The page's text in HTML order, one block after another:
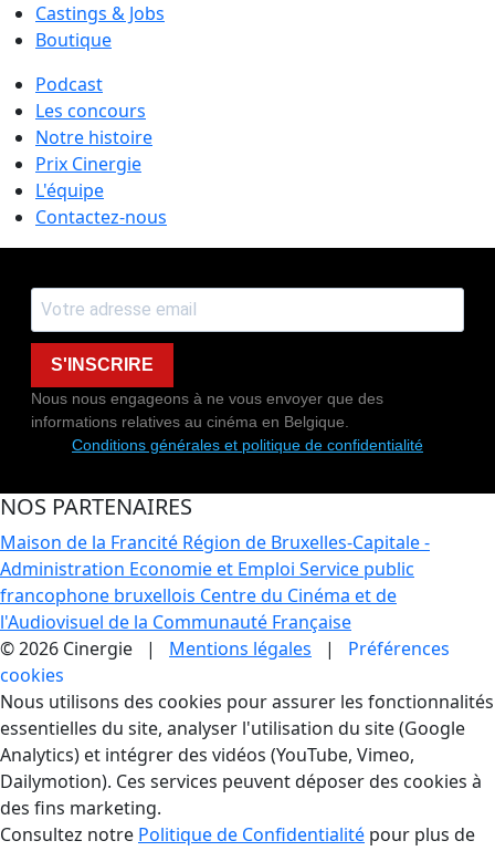
Castings & Jobs
Boutique
Podcast
Les concours
Notre histoire
Prix Cinergie
L'équipe
Contactez-nous
S'INSCRIRE
Nous nous engageons à ne vous envoyer que des
informations relatives au cinéma en Belgique.
Conditions générales et politique de confidentialité
NOS PARTENAIRES
Maison de la Francité Région de Bruxelles-Capitale -
Administration Economie et Emploi Service public
francophone bruxellois Centre du Cinéma et de
l'Audiovisuel de la Communauté Française
© 2026 Cinergie | Mentions légales | Préférences
cookies
Gestion des Cookies
Nous utilisons des cookies pour assurer les fonctionnalités
essentielles du site, analyser l'utilisation du site (Google
Analytics) et intégrer des vidéos (YouTube, Vimeo,
Dailymotion). Ces services peuvent déposer des cookies à
des fins marketing.
Consultez notre Politique de Confidentialité pour plus de